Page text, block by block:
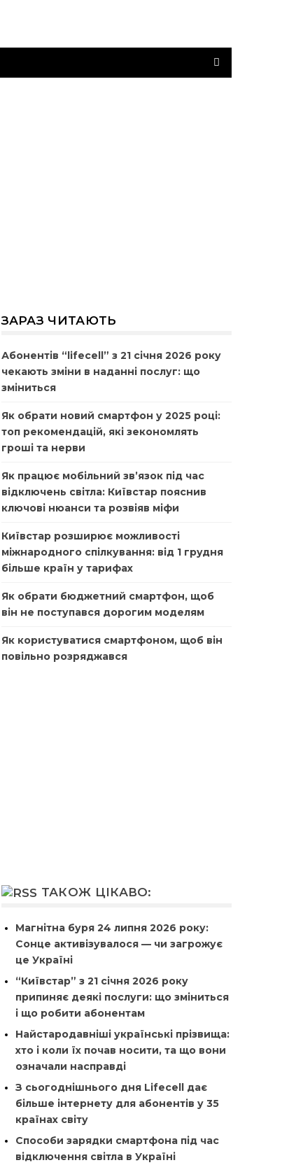
ЗАРАЗ ЧИТАЮТЬ
Абонентів “lifecell” з 21 січня 2026 року
чекають зміни в наданні послуг: що
зміниться
Як обрати новий смартфон у 2025 році:
топ рекомендацій, які зекономлять
гроші та нерви
Як працює мобільний зв’язок під час
відключень світла: Київстар пояснив
ключові нюанси та розвіяв міфи
Київстар розширює можливості
міжнародного спілкування: від 1 грудня
більше країн у тарифах
Як обрати бюджетний смартфон, щоб
він не поступався дорогим моделям
Як користуватися смартфоном, щоб він
повільно розряджався
ТАКОЖ ЦІКАВО:
Магнітна буря 24 липня 2026 року:
Сонце активізувалося — чи загрожує
це Україні
“Київстар” з 21 січня 2026 року
припиняє деякі послуги: що зміниться
і що робити абонентам
Найстародавніші українські прізвища:
хто і коли їх почав носити, та що вони
означали насправді
З сьогоднішнього дня Lifecell дає
більше інтернету для абонентів у 35
країнах світу
Способи зарядки смартфона під час
відключення світла в Україні